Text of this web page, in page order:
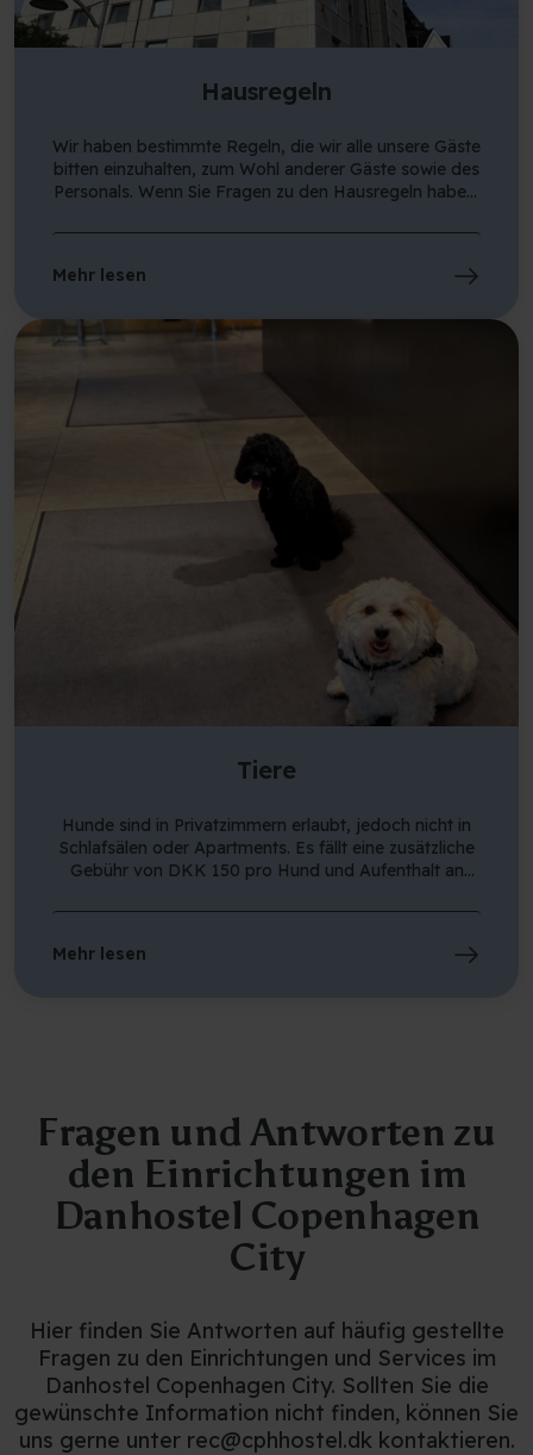
Hausregeln
Wir haben bestimmte Regeln, die wir alle unsere Gäste
bitten einzuhalten, zum Wohl anderer Gäste sowie des
Personals. Wenn Sie Fragen zu den Hausregeln haben,
rec@cphhostel.dk.
Mehr lesen
Tiere
Hunde sind in Privatzimmern erlaubt, jedoch nicht in
Schlafsälen oder Apartments. Es fällt eine zusätzliche
Gebühr von DKK 150 pro Hund und Aufenthalt an
150 pro Woche). Sie können einen Hund ganz einfach
hinzufügen, wenn Sie Ihren Aufenthalt hier auf der
Mehr lesen
Fragen und Antworten zu
den Einrichtungen im
Danhostel Copenhagen
City
Hier finden Sie Antworten auf häufig gestellte
Fragen zu den Einrichtungen und Services im
Danhostel Copenhagen City. Sollten Sie die
gewünschte Information nicht finden, können Sie
uns gerne unter rec@cphhostel.dk kontaktieren.